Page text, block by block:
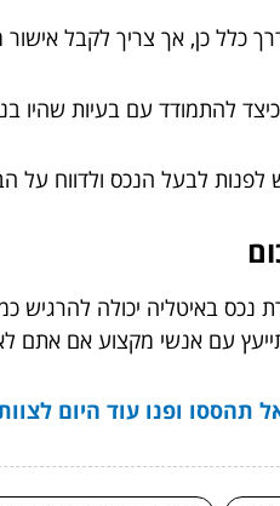
כלל כן, אך צריך לקבל
לפנות לבעל הנכס ולדווח על
נכס באיטליה יכולה להרגיש
עם אנשי מקצוע אם אתם
תהססו ופנו עוד היום